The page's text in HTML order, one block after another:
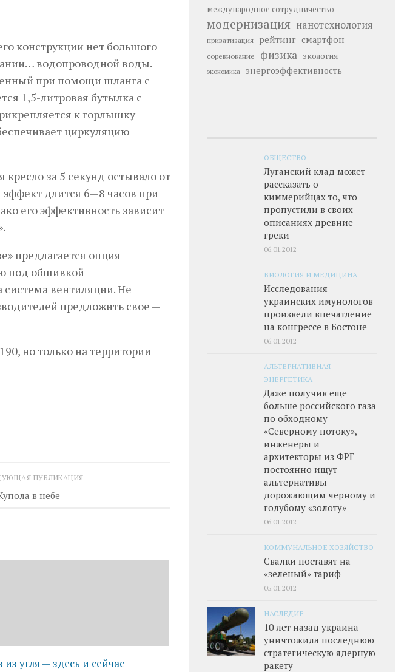
конструкции нет большого
водопроводной воды.
при помощи шланга с
1,5-литровая бутылка с
к горлышку
циркуляцию
за 5 секунд остывало от
длится 6—8 часов при
его эффективность зависит
предлагается опция
под обшивкой
вентиляции. Не
предложить свое —
но только на территории
ПУБЛИКАЦИЯ
в небе
из угля — здесь и сейчас
международное сотрудничество
модернизация нанотехнология
приватизация рейтинг смартфон
соревнование физика экология
экономика энергоэффективность
ОБЩЕСТВО
Луганский клад может
рассказать о
киммерийцах то, что
пропустили в своих
описаниях древние
греки
06.01.2012
БИОЛОГИЯ И МЕДИЦИНА
Исследования
украинских имунологов
произвели впечатление
на конгрессе в Бостоне
06.01.2012
АЛЬТЕРНАТИВНАЯ
ЭНЕРГЕТИКА
Даже получив еще
больше российского газа
по обходному
«Северному потоку»,
инженеры и
архитекторы из ФРГ
постоянно ищут
альтернативы
дорожающим черному и
голубому «золоту»
06.01.2012
КОММУНАЛЬНОЕ ХОЗЯЙСТВО
Свалки поставят на
«зеленый» тариф
05.01.2012
НАСЛЕДИЕ
10 лет назад украина
уничтожила последнюю
стратегическую ядерную
ракету